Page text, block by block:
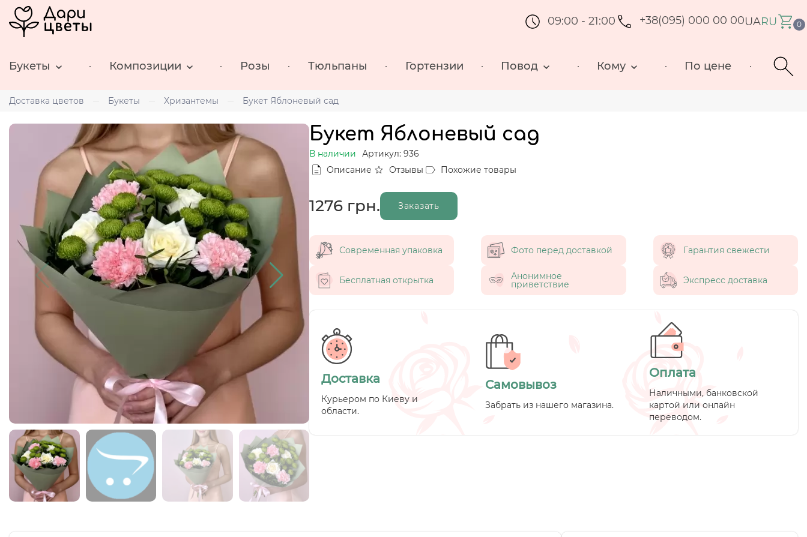
09:00 - 21:00 +38(095) 000 00 00UARU 0
Букеты Композиции Розы Тюльпаны Гортензии Повод Кому По цене
Доставка цветов Букеты Хризантемы Букет Яблоневый сад
Букет Яблоневый сад
В наличии
Артикул: 936
Описание
Отзывы Похожие товары
1276 грн. Заказать
Современная упаковка Фото перед доставкой Гарантия свежести
Бесплатная открытка Анонимное
приветствие Экспресс доставка
Доставка
Курьером по Киеву и
области.
Самовывоз
Забрать из нашего магазина.
Оплата
Наличными, банковской
картой или онлайн
переводом.